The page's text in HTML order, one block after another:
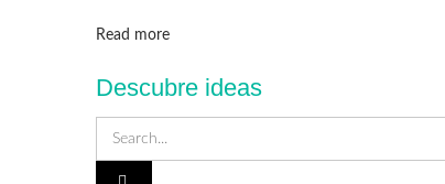
Read moreDetails
Descubre ideas